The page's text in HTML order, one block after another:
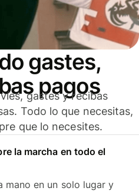
gastes,
pagos
gastes y recibas
Todo lo que necesitas,
que lo necesites.
la marcha en todo el
mano en un solo lugar y